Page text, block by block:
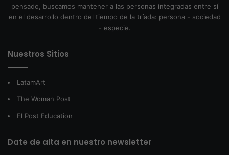
pensado, buscamos mantener a las personas integradas entre sí
en el desarrollo dentro del tiempo de la tríada: persona - sociedad
- especie.
Nuestros Sitios
LatamArt
The Woman Post
El Post Education
Date de alta en nuestro newsletter